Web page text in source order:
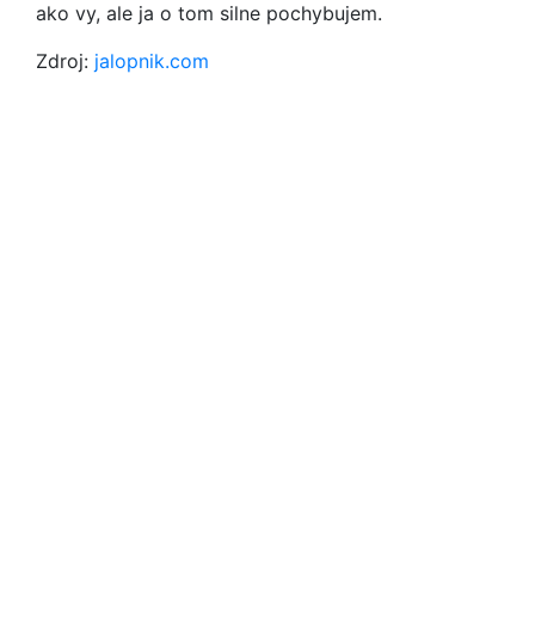
ako vy, ale ja o tom silne pochybujem.
Zdroj: jalopnik.com